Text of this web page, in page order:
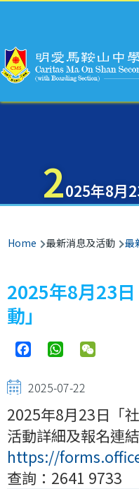
2025年8月
Breadcrumb
Home 最新消息及活動 最
2025年8月23
動」
FacebookWhatsApp
2025-07-22
2025年8月23日「
活動詳細及報名連結
https://
查詢：2641 9733